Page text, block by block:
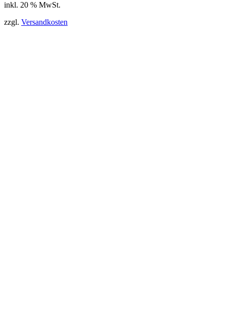
inkl. 20 % MwSt.
zzgl. Versandkosten